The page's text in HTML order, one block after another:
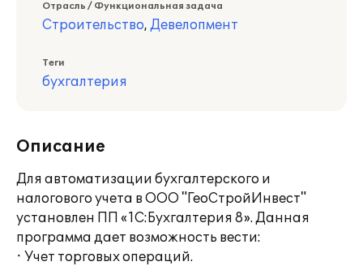
Отрасль / Функциональная задача
Строительство, Девелопмент
Теги
бухгалтерия
Описание
Для автоматизации бухгалтерского и
налогового учета в ООО "ГеоСтройИнвест"
установлен ПП «1С:Бухгалтерия 8». Данная
программа дает возможность вести:
· Учет торговых операций.